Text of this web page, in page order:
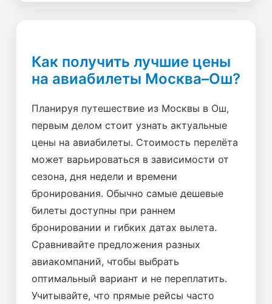
Как получить лучшие цены
на авиабилеты Москва–Ош?
Планируя путешествие из Москвы в Ош,
первым делом стоит узнать актуальные
цены на авиабилеты. Стоимость перелёта
может варьироваться в зависимости от
сезона, дня недели и времени
бронирования. Обычно самые дешевые
билеты доступны при раннем
бронировании и гибких датах вылета.
Сравнивайте предложения разных
авиакомпаний, чтобы выбрать
оптимальный вариант и не переплатить.
Учитывайте, что прямые рейсы часто